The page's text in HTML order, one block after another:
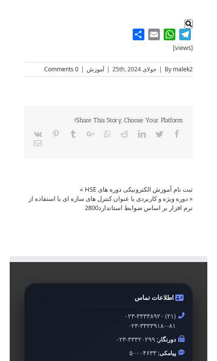
.
Telegram
WhatsApp
Email
[views]
By malek2
| جولای 25th, 2024 | آموزش |
0 Comments
Share This Story, Choose Your Platform!
Facebook
Twitter
LinkedIn
Reddit
Whatsapp
Google+
Tumblr
Pinterest
Vk
Email
ثبت نام آموزش الکترونیکی دوره های HSE
»
« دوره ویژه و کاربردی با عنوان کنترل های سازه ای با استفاده از
نرم افزار بر اساس ضوابط استاندارد2800
اطلاعات تماس
۰۲۳-۳۳۳۳۸۹۲۰ (۲۱)
۰۲۳-۳۳۳۳۹۱۸۰-۸۱
دورنگار:۰۲۳-۳۳۳۲۰۲۹۹
پیامکی:۵۰۰۰۴۶۳۳